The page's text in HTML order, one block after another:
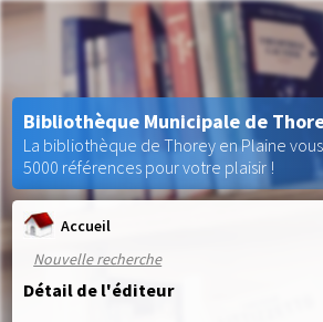
Accueil
Nouvelle recherche
Détail de l'éditeur
Bibliothèque Municipale de
La bibliothèque de Thorey en Plaine
5000 références pour votre plaisir !